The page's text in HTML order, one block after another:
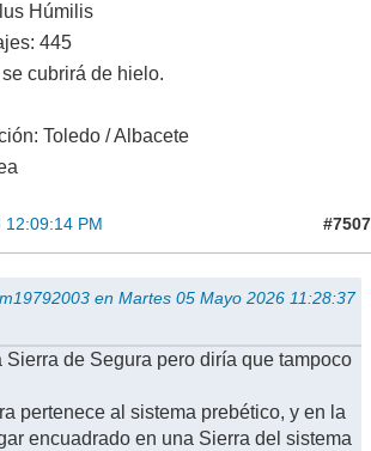
Húmilis
445
cubrirá de hielo.
Toledo / Albacete
12:09:14 PM #7507
en Martes 05 Mayo 2026 11:28:37
Sierra de Segura pero diría que tampoco
pertenece al sistema prebético, y en la
encuadrado en una Sierra del sistema